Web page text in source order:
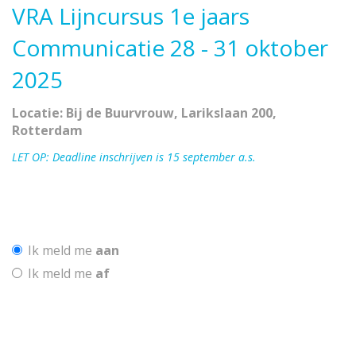
VRA Lijncursus 1e jaars
Communicatie 28 - 31 oktober
2025
Locatie: Bij de Buurvrouw, Larikslaan 200,
Rotterdam
LET OP: Deadline inschrijven is 15 september a.s.
Ik meld me aan
Ik meld me af